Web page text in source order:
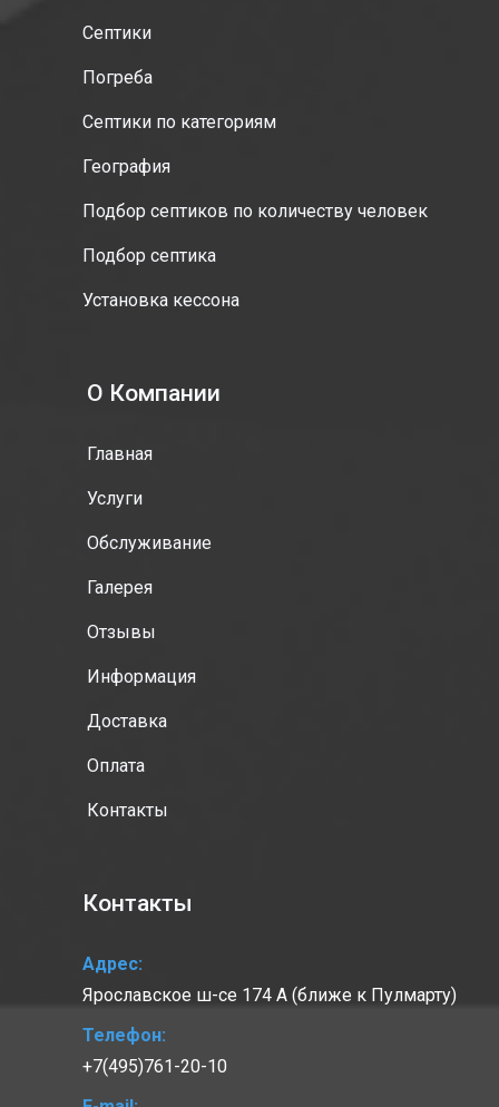
Септики
Погреба
Септики по категориям
География
Подбор септиков по количеству человек
Подбор септика
Установка кессона
О Компании
Главная
Услуги
Обслуживание
Галерея
Отзывы
Информация
Доставка
Оплата
Контакты
Контакты
Адрес:
Ярославское ш-се 174 А (ближе к Пулмарту)
Телефон:
+7(495)761-20-10